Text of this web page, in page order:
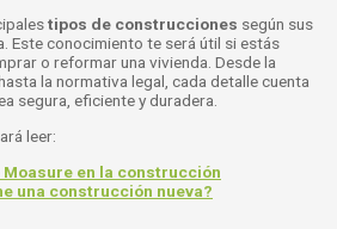
tipos de construcciones según sus
Este conocimiento te será útil si estás
o reformar una vivienda. Desde la
la normativa legal, cada detalle cuenta
segura, eficiente y duradera.
leer:
en la construcción
una construcción nueva?